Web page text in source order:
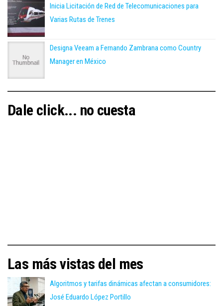
Inicia Licitación de Red de Telecomunicaciones para
Varias Rutas de Trenes
Designa Veeam a Fernando Zambrana como Country
Manager en México
Dale click... no cuesta
Las más vistas del mes
Algoritmos y tarifas dinámicas afectan a consumidores:
José Eduardo López Portillo